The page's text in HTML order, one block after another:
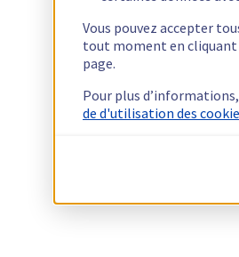
Vous pouvez accepter
tout moment en cliquant
page.
Pour plus
de d'utilisation des